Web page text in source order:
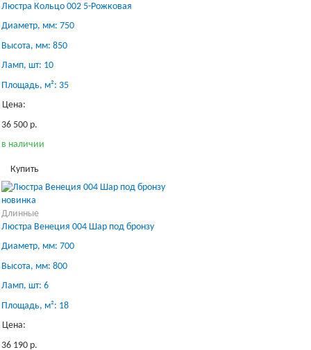
Люстра Кольцо 002 5-Рожковая
Диаметр, мм: 750
Высота, мм: 850
Ламп, шт: 10
Площадь, м²: 35
Цена:
36 500 р.
в наличии
Купить
новинка
Длинные
Люстра Венеция 004 Шар под бронзу
Диаметр, мм: 700
Высота, мм: 800
Ламп, шт: 6
Площадь, м²: 18
Цена:
36 190 р.